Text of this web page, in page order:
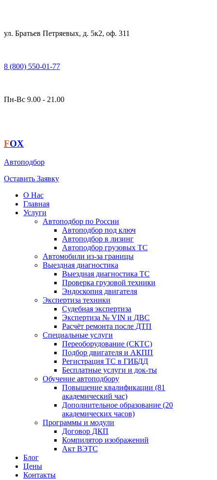
ул. Братьев Петряевых, д. 5к2, оф. 311
8 (800) 550-01-77
Пн-Вс 9.00 - 21.00
FOX
Автоподбор
Оставить Заявку
О Нас
Главная
Услуги
Автоподбор по России
Автоподбор под ключ
Автоподбор в лизинг
Автоподбор грузовых ТС
Автомобили из-за границы
Выездная диагностика
Выездная диагностика ТС
Проверка грузовой техники
Эндоскопия двигателя
Экспертиза техники
Судебная экспертиза
Экспертиза № VIN и ДВС
Расчёт ремонта после ДТП
Специальные услуги
Переоборудование (СКТС)
Подбор двигателя и АКПП
Регистрация ТС в ГИБДД
Бесплатные услуги и док-ты
Обучение автоподбору
Повышение квалификации (81
академический час)
Дополнительное образование (20
академических часов)
Программы и модули
Договор ДКП
Компилятор изображений
Акт ВЭТС
Блог
Цены
Контакты